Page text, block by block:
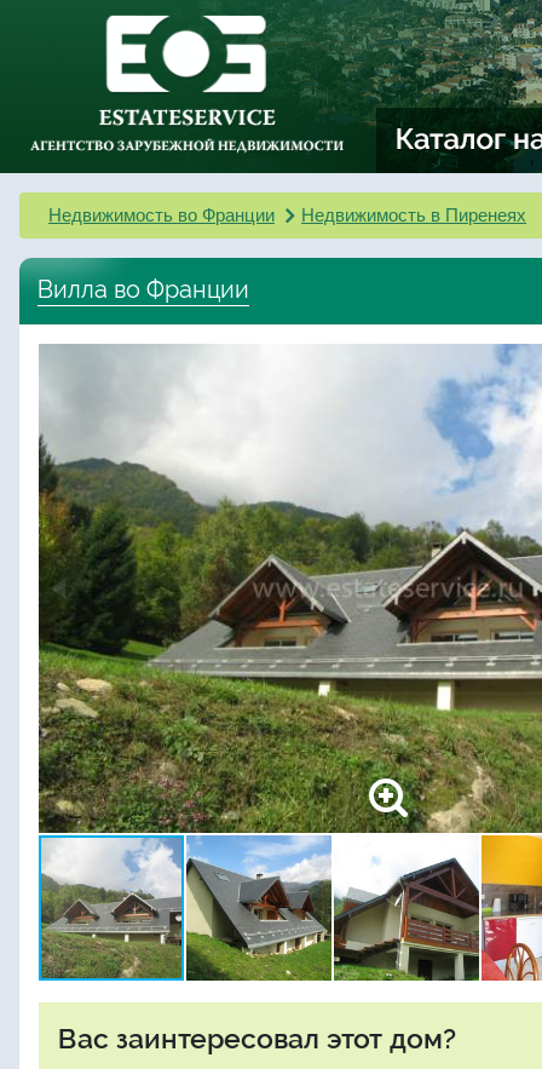
Недвижимость во Франции Недвижимость в Пиренеях
Вилла во Франции
Вас заинтересовал этот дом?